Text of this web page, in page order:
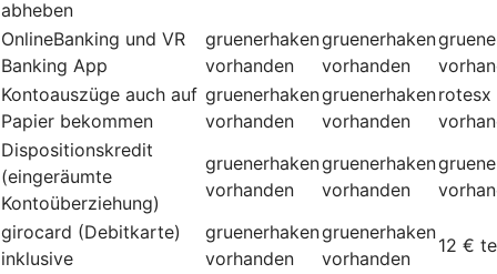
abheben
OnlineBanking und VR
Banking App
gruenerhaken
vorhanden
gruenerhaken
vorhanden
Kontoauszüge auch auf
Papier bekommen
gruenerhaken
vorhanden
gruenerhaken
vorhanden
rotesx
Dispositionskredit
(eingeräumte
Kontoüberziehung)
gruenerhaken
vorhanden
gruenerhaken
vorhanden
girocard (Debitkarte)
inklusive
gruenerhaken
vorhanden
gruenerhaken
vorhanden
12 €